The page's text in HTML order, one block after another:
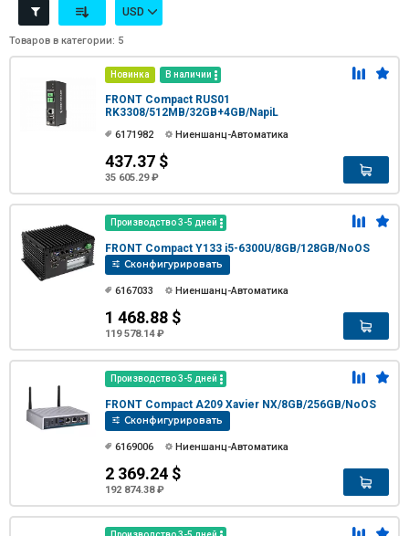
USD
Товаров в категории: 5
Новинка В наличии
FRONT Compact RUS01
RK3308/512MB/32GB+4GB/NapiL
6171982 Ниеншанц-Автоматика
437.37 $
35 605.29 ₽
Производство 3-5 дней
FRONT Compact Y133 i5-6300U/8GB/128GB/NoOS
Сконфигурировать
6167033 Ниеншанц-Автоматика
1 468.88 $
119 578.14 ₽
Производство 3-5 дней
FRONT Compact A209 Xavier NX/8GB/256GB/NoOS
Сконфигурировать
6169006 Ниеншанц-Автоматика
2 369.24 $
192 874.38 ₽